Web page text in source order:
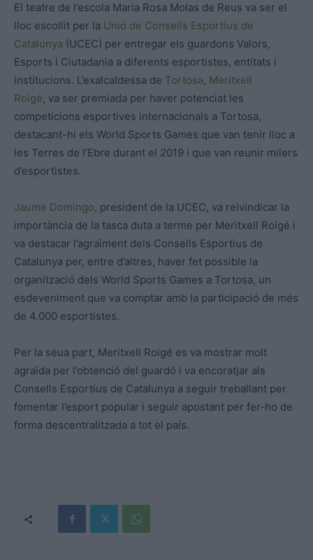
El teatre de l’escola Maria Rosa Molas de Reus va ser el
lloc escollit per la Unió de Consells Esportius de
Catalunya (UCEC) per entregar els guardons Valors,
Esports i Ciutadania a diferents esportistes, entitats i
institucions. L’exalcaldessa de Tortosa, Meritxell
Roigé, va ser premiada per haver potenciat les
competicions esportives internacionals a Tortosa,
destacant-hi els World Sports Games que van tenir lloc a
les Terres de l’Ebre durant el 2019 i que van reunir milers
d’esportistes.
Jaume Domingo, president de la UCEC, va reivindicar la
importància de la tasca duta a terme per Meritxell Roigé i
va destacar l’agraïment dels Consells Esportius de
Catalunya per, entre d’altres, haver fet possible la
organització dels World Sports Games a Tortosa, un
esdeveniment que va comptar amb la participació de més
de 4.000 esportistes.
Per la seua part, Meritxell Roigé es va mostrar molt
agraïda per l’obtenció del guardó i va encoratjar als
Consells Esportius de Catalunya a seguir treballant per
fomentar l’esport popular i seguir apostant per fer-ho de
forma descentralitzada a tot el país.